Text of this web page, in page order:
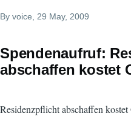
By voice , 29 May, 2009
Spendenaufruf:
abschaffen kostet
Residenzpflicht abschaffen